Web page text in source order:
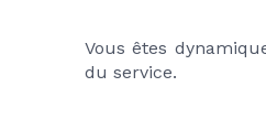
Vous êtes
du service.